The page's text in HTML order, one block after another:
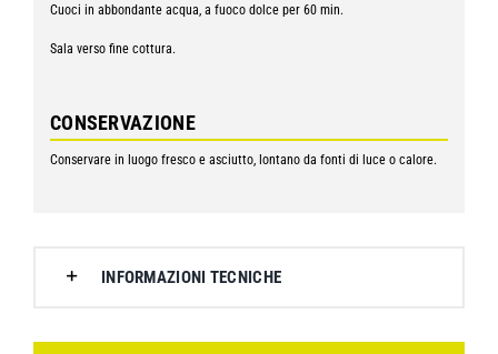
Cuoci in abbondante acqua, a fuoco dolce per 60 min.
Sala verso fine cottura.
CONSERVAZIONE
Conservare in luogo fresco e asciutto, lontano da fonti di luce o calore.
INFORMAZIONI TECNICHE